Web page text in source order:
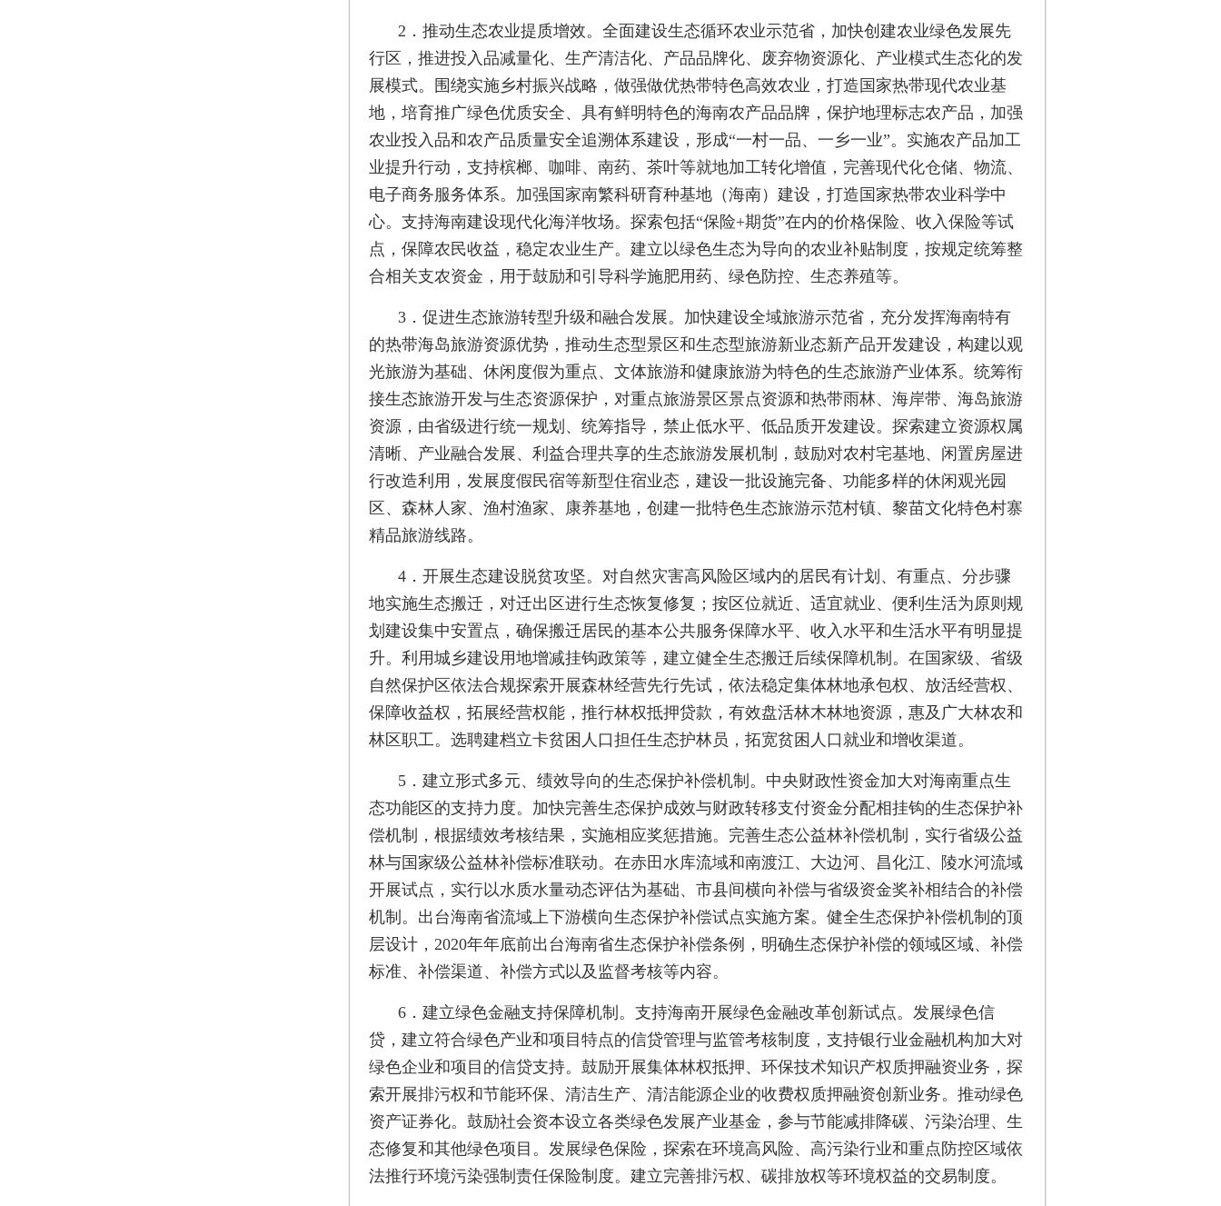
2．推动生态农业提质增效。全面建设生态循环农业示范省，加快创建农业绿色发展先
行区，推进投入品减量化、生产清洁化、产品品牌化、废弃物资源化、产业模式生态化的发
展模式。围绕实施乡村振兴战略，做强做优热带特色高效农业，打造国家热带现代农业基
地，培育推广绿色优质安全、具有鲜明特色的海南农产品品牌，保护地理标志农产品，加强
农业投入品和农产品质量安全追溯体系建设，形成“一村一品、一乡一业”。实施农产品加工
业提升行动，支持槟榔、咖啡、南药、茶叶等就地加工转化增值，完善现代化仓储、物流、
电子商务服务体系。加强国家南繁科研育种基地（海南）建设，打造国家热带农业科学中
心。支持海南建设现代化海洋牧场。探索包括“保险+期货”在内的价格保险、收入保险等试
点，保障农民收益，稳定农业生产。建立以绿色生态为导向的农业补贴制度，按规定统筹整
合相关支农资金，用于鼓励和引导科学施肥用药、绿色防控、生态养殖等。
3．促进生态旅游转型升级和融合发展。加快建设全域旅游示范省，充分发挥海南特有
的热带海岛旅游资源优势，推动生态型景区和生态型旅游新业态新产品开发建设，构建以观
光旅游为基础、休闲度假为重点、文体旅游和健康旅游为特色的生态旅游产业体系。统筹衔
接生态旅游开发与生态资源保护，对重点旅游景区景点资源和热带雨林、海岸带、海岛旅游
资源，由省级进行统一规划、统筹指导，禁止低水平、低品质开发建设。探索建立资源权属
清晰、产业融合发展、利益合理共享的生态旅游发展机制，鼓励对农村宅基地、闲置房屋进
行改造利用，发展度假民宿等新型住宿业态，建设一批设施完备、功能多样的休闲观光园
区、森林人家、渔村渔家、康养基地，创建一批特色生态旅游示范村镇、黎苗文化特色村寨
精品旅游线路。
4．开展生态建设脱贫攻坚。对自然灾害高风险区域内的居民有计划、有重点、分步骤
地实施生态搬迁，对迁出区进行生态恢复修复；按区位就近、适宜就业、便利生活为原则规
划建设集中安置点，确保搬迁居民的基本公共服务保障水平、收入水平和生活水平有明显提
升。利用城乡建设用地增减挂钩政策等，建立健全生态搬迁后续保障机制。在国家级、省级
自然保护区依法合规探索开展森林经营先行先试，依法稳定集体林地承包权、放活经营权、
保障收益权，拓展经营权能，推行林权抵押贷款，有效盘活林木林地资源，惠及广大林农和
林区职工。选聘建档立卡贫困人口担任生态护林员，拓宽贫困人口就业和增收渠道。
5．建立形式多元、绩效导向的生态保护补偿机制。中央财政性资金加大对海南重点生
态功能区的支持力度。加快完善生态保护成效与财政转移支付资金分配相挂钩的生态保护补
偿机制，根据绩效考核结果，实施相应奖惩措施。完善生态公益林补偿机制，实行省级公益
林与国家级公益林补偿标准联动。在赤田水库流域和南渡江、大边河、昌化江、陵水河流域
开展试点，实行以水质水量动态评估为基础、市县间横向补偿与省级资金奖补相结合的补偿
机制。出台海南省流域上下游横向生态保护补偿试点实施方案。健全生态保护补偿机制的顶
层设计，2020年年底前出台海南省生态保护补偿条例，明确生态保护补偿的领域区域、补偿
标准、补偿渠道、补偿方式以及监督考核等内容。
6．建立绿色金融支持保障机制。支持海南开展绿色金融改革创新试点。发展绿色信
贷，建立符合绿色产业和项目特点的信贷管理与监管考核制度，支持银行业金融机构加大对
绿色企业和项目的信贷支持。鼓励开展集体林权抵押、环保技术知识产权质押融资业务，探
索开展排污权和节能环保、清洁生产、清洁能源企业的收费权质押融资创新业务。推动绿色
资产证券化。鼓励社会资本设立各类绿色发展产业基金，参与节能减排降碳、污染治理、生
态修复和其他绿色项目。发展绿色保险，探索在环境高风险、高污染行业和重点防控区域依
法推行环境污染强制责任保险制度。建立完善排污权、碳排放权等环境权益的交易制度。